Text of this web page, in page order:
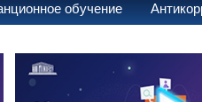
обучение